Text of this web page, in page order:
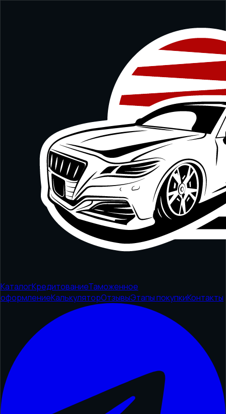
КаталогКредитованиеТаможенное
оформлениеКалькуляторОтзывыЭтапы покупкиКонтакты